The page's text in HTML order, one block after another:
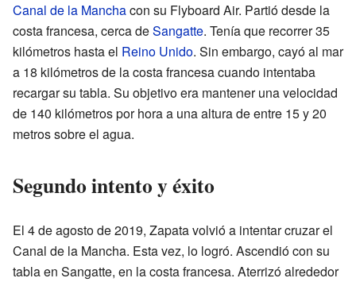
Canal de la Manchacon su Flyboard Air. Partió desde la
costa francesa, cerca deSangatte. Tenía que recorrer 35
kilómetros hasta el Reino Unido. Sin embargo, cayó al mar
a 18 kilómetros de la costa francesa cuando intentaba
recargar su tabla. Su objetivo era mantener una velocidad
de 140 kilómetros por hora a una altura de entre 15 y 20
metros sobre el agua.
Segundo intento y éxito
El 4 de agosto de 2019, Zapata volvió a intentar cruzar el
Canal de la Mancha. Esta vez, lo logró. Ascendió con su
tabla en Sangatte, en la costa francesa. Aterrizó alrededor